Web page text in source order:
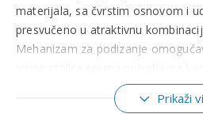
materijala, sa čvrstim osnovom i
presvučeno u atraktivnu
Mehanizam za podizanje
funkcija omogućava slobodno
u prostoru. Savršen je izbor za
Prikaži